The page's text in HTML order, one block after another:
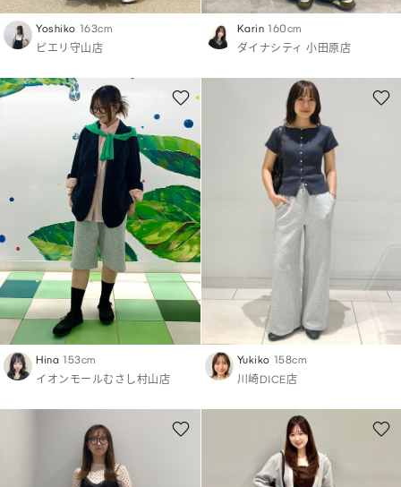
Yoshiko 163cm
ピエリ守山店
Karin 160cm
ダイナシティ 小田原店
Hina 153cm
イオンモールむさし村山店
Yukiko 158cm
川崎DICE店